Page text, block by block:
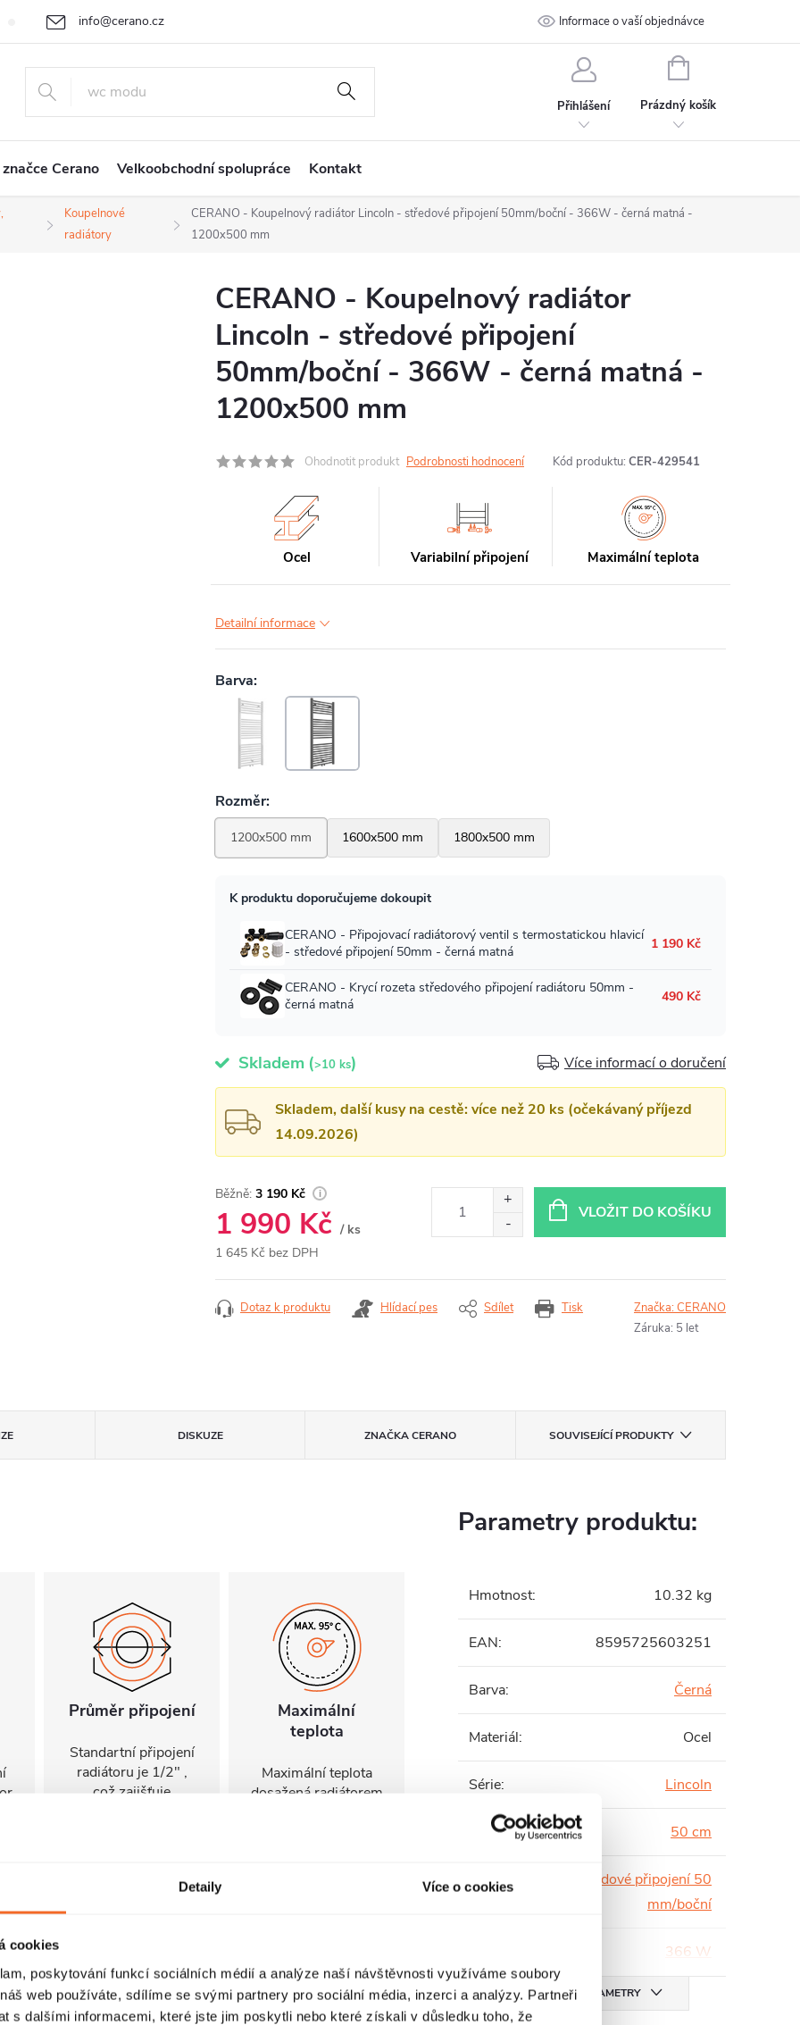
Detaily Více o cookies
cookies
poskytování funkcí sociálních médií a analýze naší návštěvnosti využíváme soubory
web používáte, sdílíme se svými partnery pro sociální média, inzerci a analýzy. Partneři
s dalšími informacemi, které jste jim poskytli nebo které získali v důsledku toho, že
+420 226 400 232
info@cerano.cz
Cenová nabídka na míru Ochrana osobních údajů Kontakt
Informace o vaší objednávce
Přihlášení
NÁKUPNÍ
Prázdný košík
značce Cerano Velkoobchodní spolupráce Kontakt
Koupelnové
radiátory
CERANO - Koupelnový radiátor Lincoln - středové připojení 50mm/boční - 366W - černá matná -
1200x500 mm
CERANO - Koupelnový radiátor
Lincoln - středové připojení
50mm/boční - 366W - černá matná -
1200x500 mm
Ohodnotit produkt Podrobnosti hodnocení Kód produktu: CER-429541
Ocel Variabilní připojení Maximální teplota
Detailní informace
Skladem (>10 ks) Více informací o doručení
Skladem, další kusy na cestě: více než 20 ks (očekávaný příjezd
14.09.2026)
3 190 Kč
1 990 Kč / ks
1 645 Kč bez DPH
VLOŽIT DO KOŠÍKU
Tisk
Dotaz k produktu Hlídací pes Sdílet Značka:CERANO
Záruka: 5 let
DISKUZE ZNAČKACERANO SOUVISEJÍCÍ PRODUKTY
Průměr připojení
Standartní připojení
radiátoru je 1/2" ,
což zajišťuje
zajištěn bezpečný a
efektivní provoz.
Maximální
teplota
Maximální teplota
dosažená radiátorem
Parametry produktu:
Hmotnost: 10.32 kg
EAN: 8595725603251
Barva: Černá
Materiál: Ocel
Série: Lincoln
Šířka: 50 cm
Typ:
Středové připojení 50
mm/boční
366 W
VŠECHNY PARAMETRY